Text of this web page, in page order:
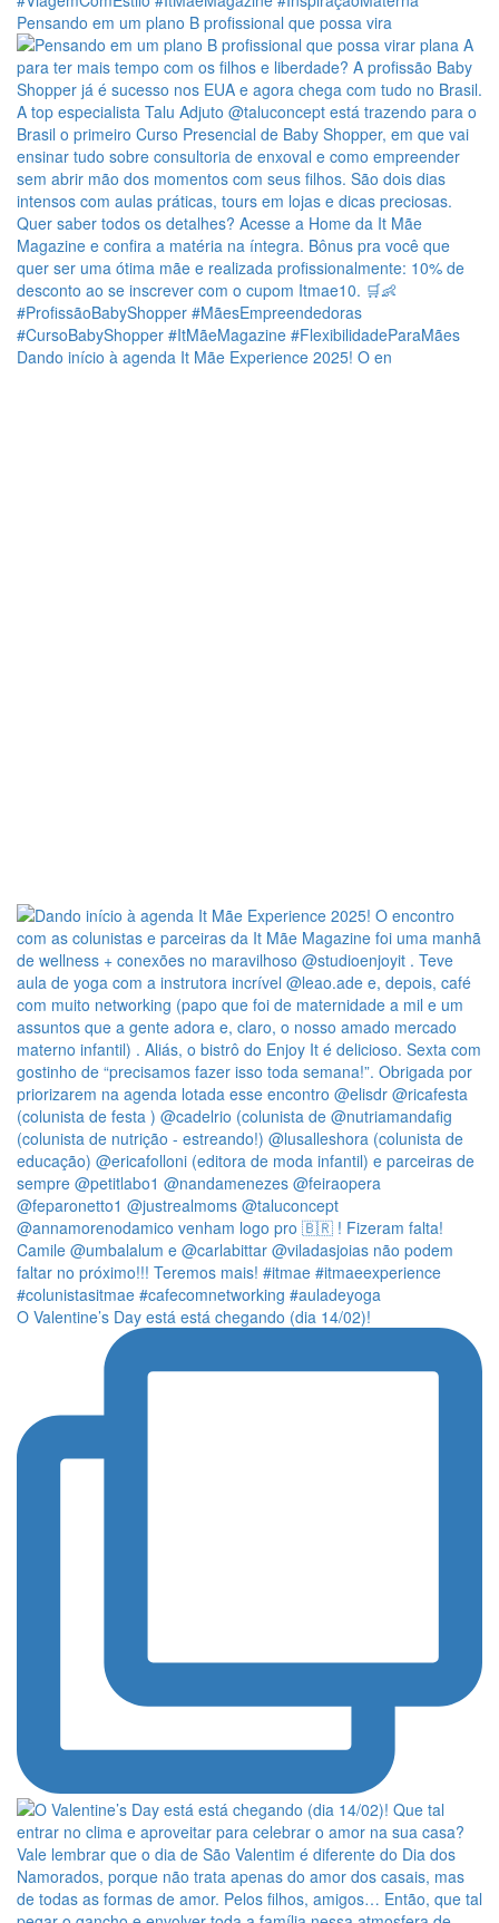
Pensando em um plano B profissional que possa vira
Dando início à agenda It Mãe Experience 2025! O en
O Valentine’s Day está está chegando (dia 14/02)!